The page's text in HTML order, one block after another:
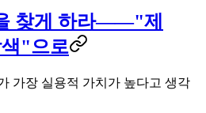
찾게 하라——"제
"으로
가장 실용적 가치가 높다고 생각